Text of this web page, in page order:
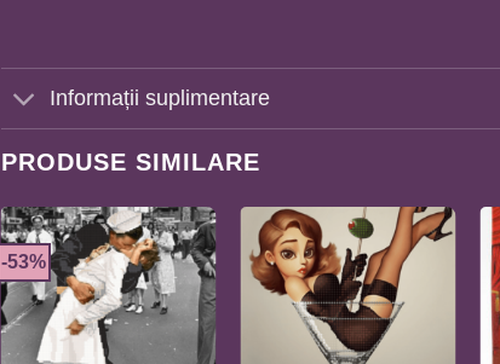
Informații suplimentare
PRODUSE SIMILARE
-53%